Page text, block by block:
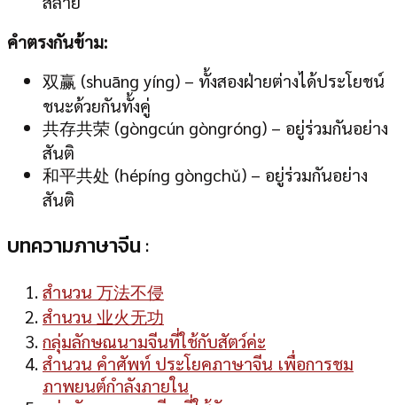
คำตรงกันข้าม:
双赢 (shuāng yíng) – ทั้งสองฝ่ายต่างได้ประโยชน์
ชนะด้วยกันทั้งคู่
共存共荣 (gòngcún gòngróng) – อยู่ร่วมกันอย่าง
สันติ
和平共处 (hépíng gòngchǔ) – อยู่ร่วมกันอย่าง
สันติ
บทความภาษาจีน :
สำนวน 万法不侵
สำนวน 业火无功
กลุ่มลักษณนามจีนที่ใช้กับสัตว์ค่ะ
สำนวน คำศัพท์ ประโยคภาษาจีน เพื่อการชม
ภาพยนต์กำลังภายใน